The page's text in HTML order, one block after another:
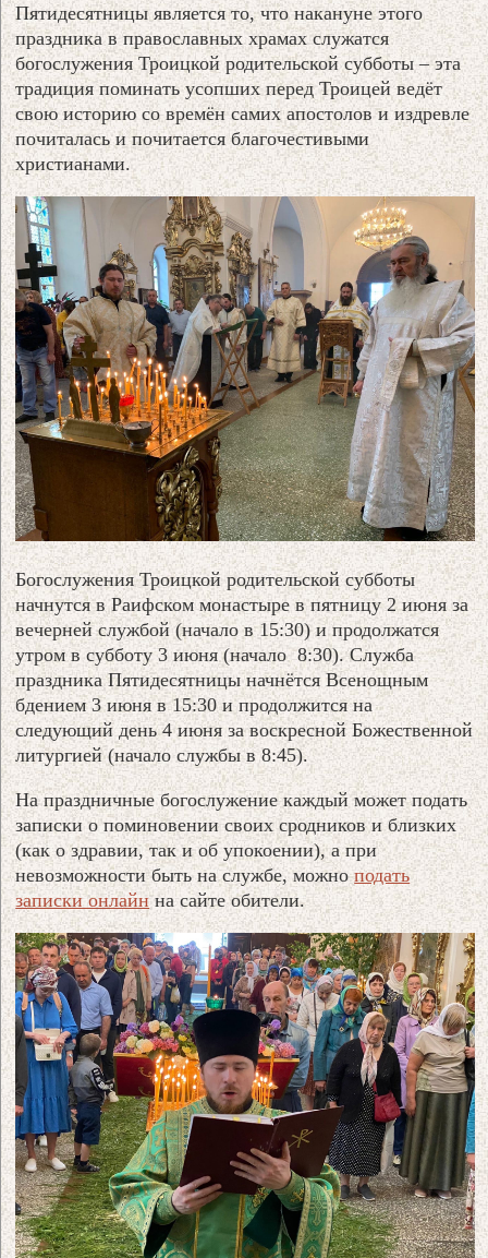
Пятидесятницы является то, что накануне этого
праздника в православных храмах служатся
богослужения Троицкой родительской субботы – эта
традиция поминать усопших перед Троицей ведёт
свою историю со времён самих апостолов и издревле
почиталась и почитается благочестивыми
христианами.
Богослужения Троицкой родительской субботы
начнутся в Раифском монастыре в пятницу 2 июня за
вечерней службой (начало в 15:30) и продолжатся
утром в субботу 3 июня (начало 8:30). Служба
праздника Пятидесятницы начнётся Всенощным
бдением 3 июня в 15:30 и продолжится на
следующий день 4 июня за воскресной Божественной
литургией (начало службы в 8:45).
На праздничные богослужение каждый может подать
записки о поминовении своих сродников и близких
(как о здравии, так и об упокоении), а при
невозможности быть на службе, можноподать
записки онлайнна сайте обители.